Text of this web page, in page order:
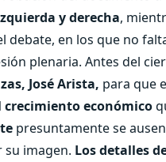
y derecha,
en los que no
plenaria. Antes del
José Arista, para que
económico
presuntamente se
imagen. Los detalles